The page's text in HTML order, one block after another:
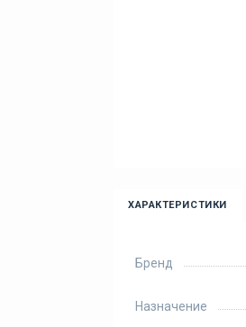
ХАРАКТЕРИСТИКИ
Бренд
Назначение